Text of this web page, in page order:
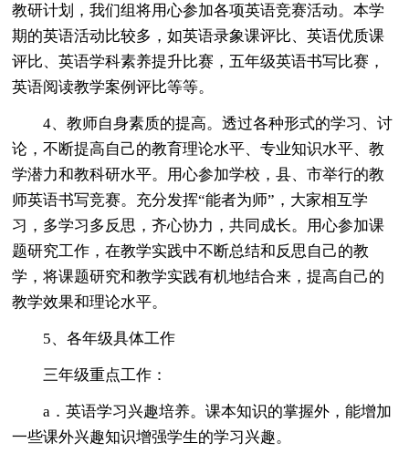
教研计划，我们组将用心参加各项英语竞赛活动。本学
期的英语活动比较多，如英语录象课评比、英语优质课
评比、英语学科素养提升比赛，五年级英语书写比赛，
英语阅读教学案例评比等等。
4、教师自身素质的提高。透过各种形式的学习、讨
论，不断提高自己的教育理论水平、专业知识水平、教
学潜力和教科研水平。用心参加学校，县、市举行的教
师英语书写竞赛。充分发挥“能者为师”，大家相互学
习，多学习多反思，齐心协力，共同成长。用心参加课
题研究工作，在教学实践中不断总结和反思自己的教
学，将课题研究和教学实践有机地结合来，提高自己的
教学效果和理论水平。
5、各年级具体工作
三年级重点工作：
a．英语学习兴趣培养。课本知识的掌握外，能增加
一些课外兴趣知识增强学生的学习兴趣。